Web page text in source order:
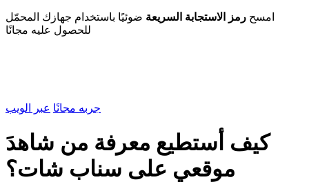
امسح رمز الاستجابة السريعة ضوئيًا باستخدام جهازك المحمّل
للحصول عليه مجانًا
جربه مجانًا عبر الويب
كيف أستطيع معرفة من شاهدَ
موقعي على سناب شات؟